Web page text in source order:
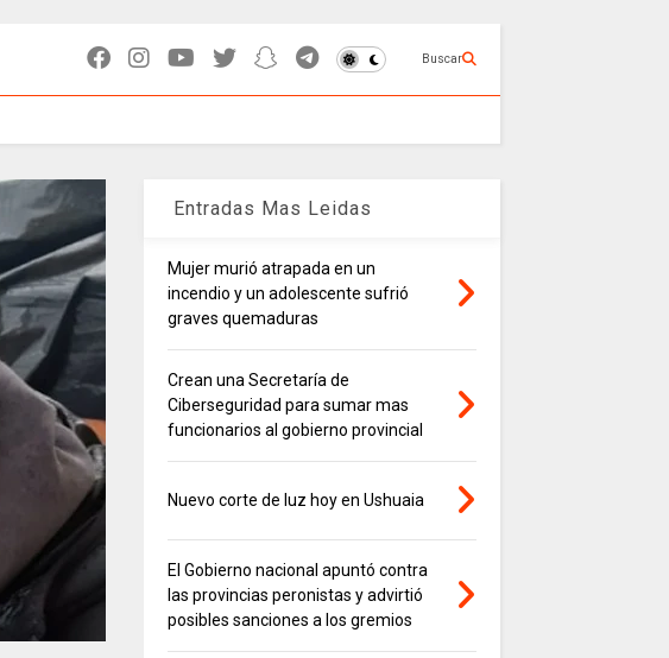
Buscar
Entradas Mas Leidas
Mujer murió atrapada en un
incendio y un adolescente sufrió
graves quemaduras
Crean una Secretaría de
Ciberseguridad para sumar mas
funcionarios al gobierno provincial
Nuevo corte de luz hoy en Ushuaia
El Gobierno nacional apuntó contra
las provincias peronistas y advirtió
posibles sanciones a los gremios